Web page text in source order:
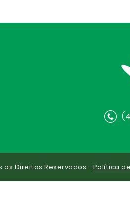
os Direitos Reservados - Política